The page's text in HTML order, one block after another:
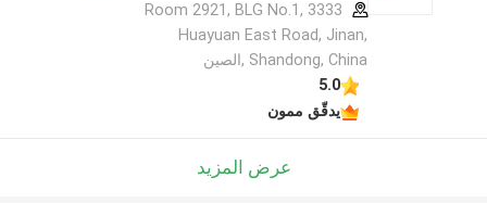
Room 2921, BLG No.1, 3333
Huayuan East Road, Jinan,
Shandong, China ,الصين
5.0
يدقّق ممون
عرض المزيد